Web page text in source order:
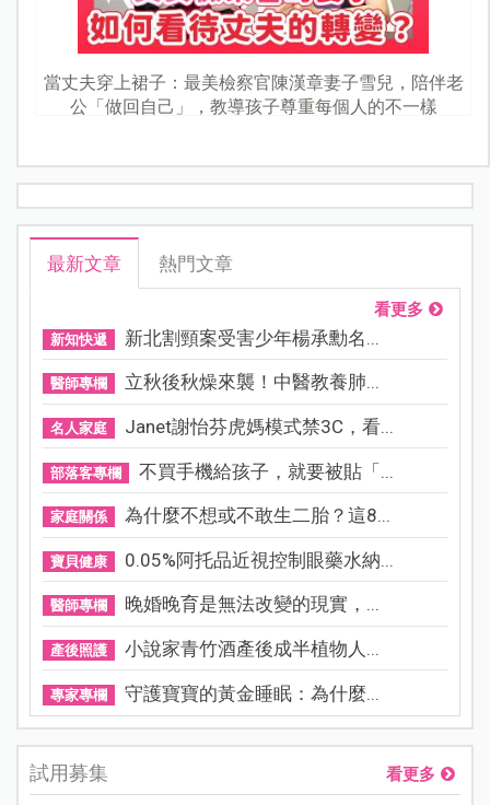
當丈夫穿上裙子：最美檢察官陳漢章妻子雪兒，陪伴老
公「做回自己」，教導孩子尊重每個人的不一樣
最新文章 熱門文章
看更多
新知快遞 新北割頸案受害少年楊承勳名...
醫師專欄 立秋後秋燥來襲！中醫教養肺...
名人家庭 Janet謝怡芬虎媽模式禁3C，看...
部落客專欄 不買手機給孩子，就要被貼「...
家庭關係 為什麼不想或不敢生二胎？這8...
寶貝健康 0.05%阿托品近視控制眼藥水納...
醫師專欄 晚婚晚育是無法改變的現實，...
產後照護 小說家青竹酒產後成半植物人...
專家專欄 守護寶寶的黃金睡眠：為什麼...
試用募集 看更多